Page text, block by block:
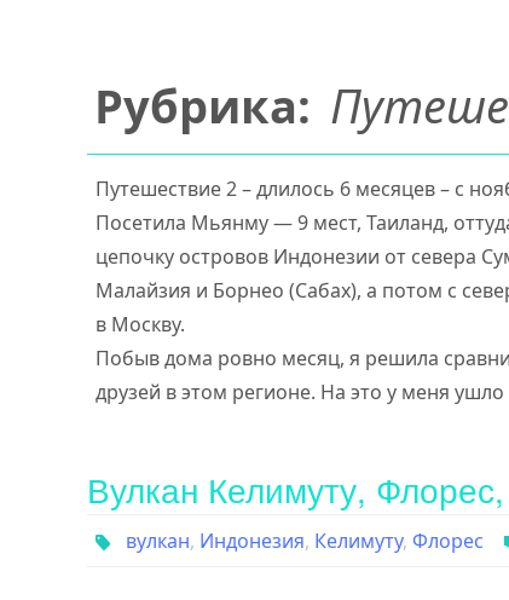
Рубрика:
Путешествие 2 – длилось 6 месяцев – с
Посетила Мьянму — 9 мест, Таиланд,
цепочку островов Индонезии от севера
Малайзия и Борнео (Сабах), а потом с
в Москву.
Побыв дома ровно месяц, я решила
друзей в этом регионе. На это у меня
Вулкан Келимуту,
вулкан, Индонезия, Келимуту, Флорес